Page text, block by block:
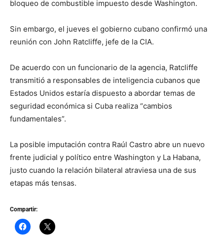
bloqueo de combustible impuesto desde Washington.
Sin embargo, el jueves el gobierno cubano confirmó una
reunión con John Ratcliffe, jefe de la CIA.
De acuerdo con un funcionario de la agencia, Ratcliffe
transmitió a responsables de inteligencia cubanos que
Estados Unidos estaría dispuesto a abordar temas de
seguridad económica si Cuba realiza “cambios
fundamentales”.
La posible imputación contra Raúl Castro abre un nuevo
frente judicial y político entre Washington y La Habana,
justo cuando la relación bilateral atraviesa una de sus
etapas más tensas.
Compartir: